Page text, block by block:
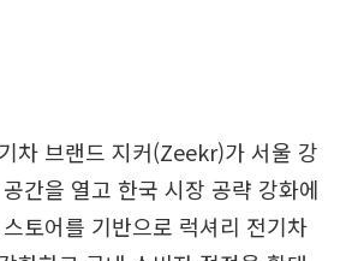
차 브랜드 지커(Zeekr)가 서울 강
간을 열고 한국 시장 공략 강화에
토어를 기반으로 럭셔리 전기차